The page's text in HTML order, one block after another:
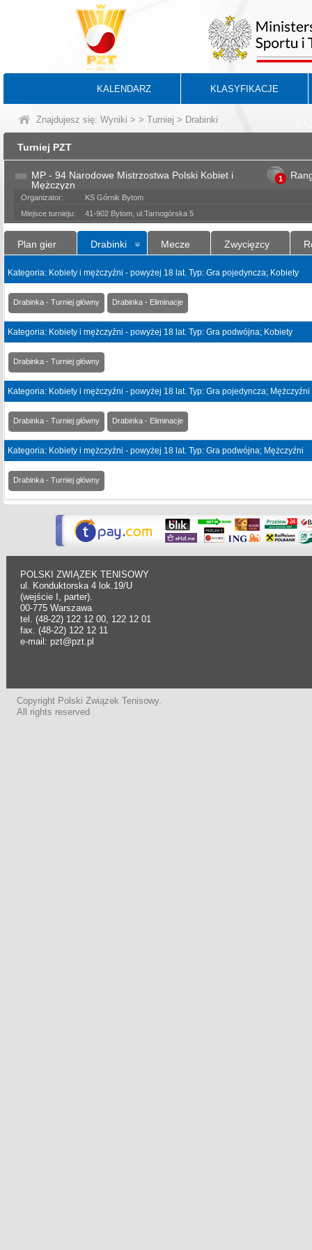
KALENDARZ KLASYFIKACJE
Znajdujesz się: Wyniki > > Turniej > Drabinki
Turniej PZT
MP - 94 Narodowe Mistrzostwa Polski Kobiet i
Mężczyzn
1
Organizator:
KS Górnik Bytom
Miejsce turnieju:
41-902 Bytom, ul.Tarnogórska 5
Plan gier Drabinki Mecze Zwycięzcy
Kategoria: Kobiety i mężczyźni - powyżej 18 lat. Typ: Gra pojedyncza; Kobiety
Drabinka - Turniej główny Drabinka - Eliminacje
Kategoria: Kobiety i mężczyźni - powyżej 18 lat. Typ: Gra podwójna; Kobiety
Drabinka - Turniej główny
Kategoria: Kobiety i mężczyźni - powyżej 18 lat. Typ: Gra pojedyncza; Mężczyźni
Drabinka - Turniej główny Drabinka - Eliminacje
Kategoria: Kobiety i mężczyźni - powyżej 18 lat. Typ: Gra podwójna; Mężczyźni
Drabinka - Turniej główny
POLSKI ZWIĄZEK TENISOWY
ul. Konduktorska 4 lok.19/U
(wejście I, parter).
00-775 Warszawa
tel. (48-22) 122 12 00, 122 12 01
fax. (48-22) 122 12 11
e-mail: pzt@pzt.pl
Copyright Polski Związek Tenisowy.
All rights reserved